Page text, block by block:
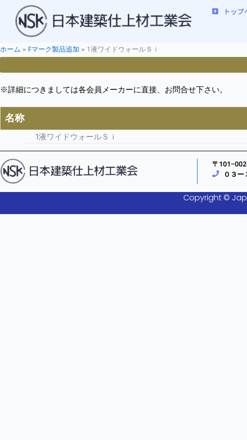
トップ
ホーム » Fマーク製品追加 » 1液ワイドウォールＳｉ
※詳細につきましては各会員メーカーに直接、お問合せ下さい。
名称
1液ワイドウォールＳｉ
〒
０３ー
Copyright ©